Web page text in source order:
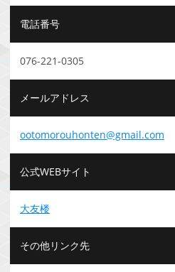
電話番号
076-221-0305
メールアドレス
ootomorouhonten@gmail.com
公式WEBサイト
大友楼
その他リンク先